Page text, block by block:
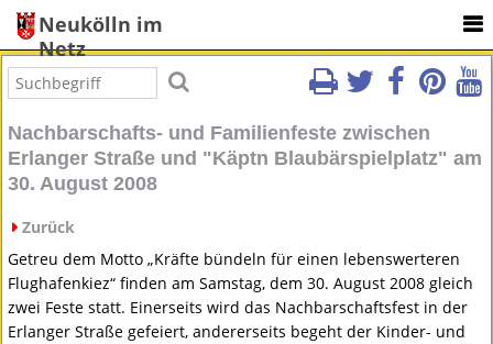
Neukölln im
Netz
Nachbarschafts- und Familienfeste zwischen
Erlanger Straße und "Käptn Blaubärspielplatz" am
30. August 2008
Zurück
Getreu dem Motto „Kräfte bündeln für einen lebenswerteren
Flughafenkiez“ finden am Samstag, dem 30. August 2008 gleich
zwei Feste statt. Einerseits wird das Nachbarschaftsfest in der
Erlanger Straße gefeiert, andererseits begeht der Kinder- und